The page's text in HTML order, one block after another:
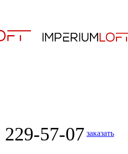
57-07 заказать